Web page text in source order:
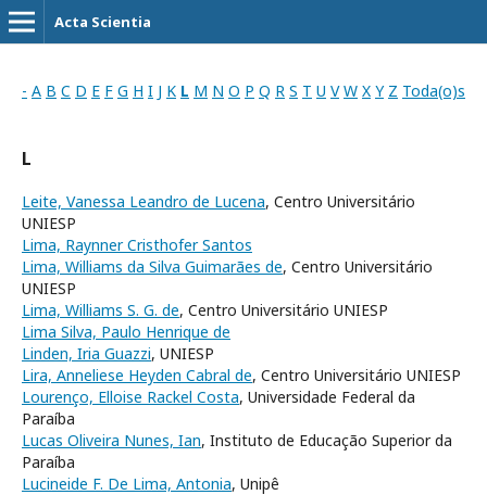
Acta Scientia
- A B C D E F G H I J K L M N O P Q R S T U V W X Y Z Toda(o)s
L
Leite, Vanessa Leandro de Lucena, Centro Universitário
UNIESP
Lima, Raynner Cristhofer Santos
Lima, Williams da Silva Guimarães de, Centro Universitário
UNIESP
Lima, Williams S. G. de, Centro Universitário UNIESP
Lima Silva, Paulo Henrique de
Linden, Iria Guazzi, UNIESP
Lira, Anneliese Heyden Cabral de, Centro Universitário UNIESP
Lourenço, Elloise Rackel Costa, Universidade Federal da
Paraíba
Lucas Oliveira Nunes, Ian, Instituto de Educação Superior da
Paraíba
Lucineide F. De Lima, Antonia, Unipê